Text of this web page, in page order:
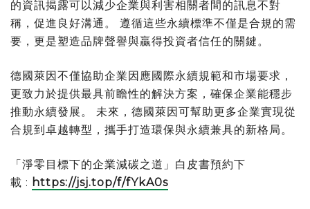
的資訊揭露可以減少企業與利害相關者間的訊息不對
稱，促進良好溝通。 遵循這些永續標準不僅是合規的需
要，更是塑造品牌聲譽與贏得投資者信任的關鍵。
德國萊因不僅協助企業因應國際永續規範和市場要求，
更致力於提供最具前瞻性的解決方案，確保企業能穩步
推動永續發展。 未來，德國萊因可幫助更多企業實現從
合規到卓越轉型，攜手打造環保與永續兼具的新格局。
「淨零目標下的企業減碳之道」白皮書預約下
載 : https://jsj.top/f/fYkA0s